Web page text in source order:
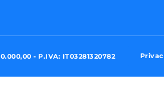
- P.IVA: IT03281320782